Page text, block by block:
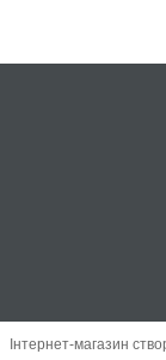
Інтернет-магазин